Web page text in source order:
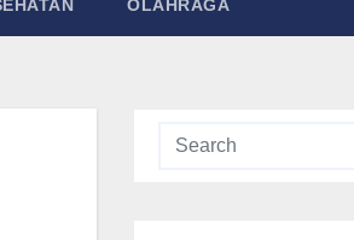
OLAHRAGA